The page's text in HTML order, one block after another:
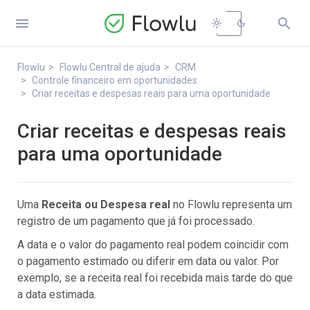
 light_mode dark_mode 
Flowlu Flowlu Central de ajuda
CRM
Controle financeiro em oportunidades
Criar receitas e despesas reais para uma oportunidade
Criar receitas e despesas reais
para uma oportunidade
Uma Receita ou Despesa real no Flowlu representa um
registro de um pagamento que já foi processado.
A data e o valor do pagamento real podem coincidir com
o pagamento estimado ou diferir em data ou valor. Por
exemplo, se a receita real foi recebida mais tarde do que
a data estimada.